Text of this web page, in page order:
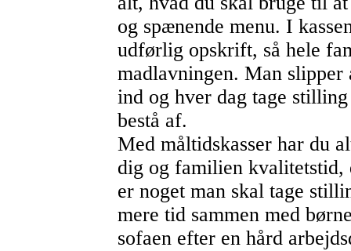
og spænende menu. I
udførlig opskrift, så hele
madlavningen. Man
ind og hver dag tage
bestå af.
Med måltidskasser har du
dig og familien
er noget man skal tage
mere tid sammen med
sofaen efter en hård